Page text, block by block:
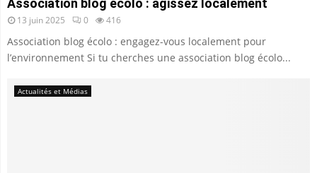
Association blog écolo : agissez localement
13 juin 2025 0 416
Association blog écolo : engagez-vous localement pour
l’environnement Si tu cherches une association blog écolo...
Actualités et Médias